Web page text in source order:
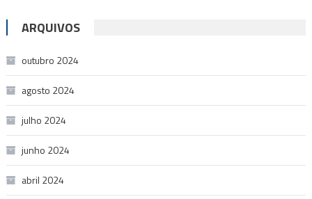
ARQUIVOS
outubro 2024
agosto 2024
julho 2024
junho 2024
abril 2024